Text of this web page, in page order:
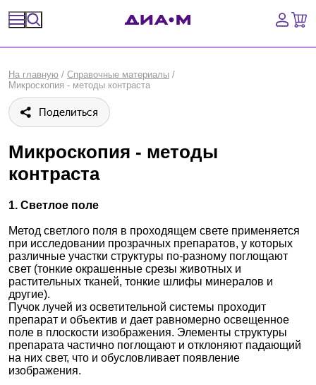
Оборудование, приборы
Расходные материалы, пластик, стекло
Химические реактивы, препараты, наборы
Библиотека
Войти
Сравнение
Краснодар
О компании
На главную / Справочные материалы /
Микроскопия - методы контраста
Поделиться
Микроскопия - методы
контраста
1. Cветлое поле
Метод светлого поля в проходящем свете применяется
при исследовании прозрачных препаратов, у которых
различные участки структуры по-разному поглощают
свет (тонкие окрашенные срезы животных и
растительных тканей, тонкие шлифы минералов и
другие).
Пучок лучей из осветительной системы проходит
препарат и объектив и дает равномерно освещенное
поле в плоскости изображения. Элементы структуры
препарата частично поглощают и отклоняют падающий
на них свет, что и обусловливает появление
изображения.